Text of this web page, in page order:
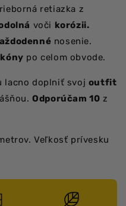
retiazka z
voči korózii.
nosenie.
po celom obvode.
lacno doplniť svoj outfit
Odporúčam 10 z
Veľkosť prívesku